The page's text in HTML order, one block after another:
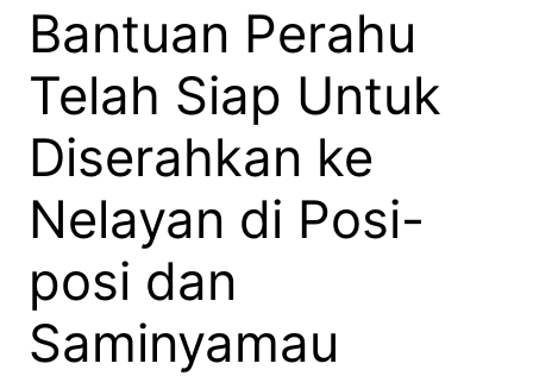
Bantuan Perahu
Telah Siap Untuk
Diserahkan ke
Nelayan di Posi-
posi dan
Saminyamau